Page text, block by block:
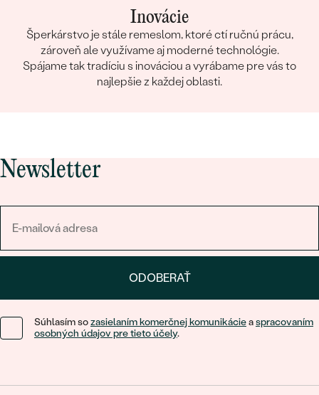
Inovácie
Šperkárstvo je stále remeslom, ktoré ctí ručnú prácu,
zároveň ale využívame aj moderné technológie.
Spájame tak tradíciu s inováciou a vyrábame pre vás to
najlepšie z každej oblasti.
Newsletter
ODOBERAŤ
Súhlasím sozasielaním komerčnej komunikácieaspracovaním
osobných údajov pre tieto účely.